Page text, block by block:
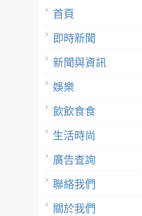
首頁
即時新聞
新聞與資訊
娛樂
飲飲食食
生活時尚
廣告查詢
聯絡我們
關於我們